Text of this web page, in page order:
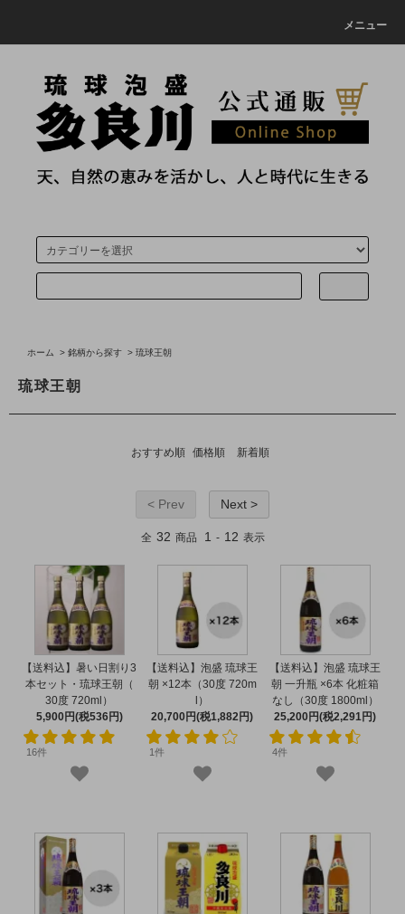
メニュー
ホーム > 銘柄から探す > 琉球王朝
琉球王朝
おすすめ順 価格順 新着順
< Prev Next >
全 32 商品 1 - 12 表示
【送料込】暑い日割り3
本セット・琉球王朝（
30度 720ml）
5,900円(税536円)
16件
【送料込】泡盛 琉球王
朝 ×12本（30度 720m
l）
20,700円(税1,882円)
1件
【送料込】泡盛 琉球王
朝 一升瓶 ×6本 化粧箱
なし（30度 1800ml）
25,200円(税2,291円)
4件